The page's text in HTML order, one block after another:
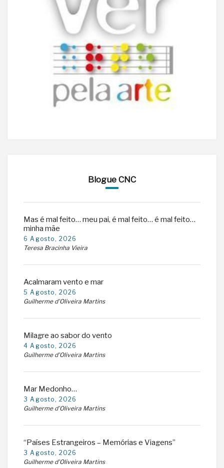
Blogue CNC
Mas é mal feito… meu pai, é mal feito… é mal feito…
minha mãe
6 Agosto, 2026
Teresa Bracinha Vieira
Acalmaram vento e mar
5 Agosto, 2026
Guilherme d'Oliveira Martins
Milagre ao sabor do vento
4 Agosto, 2026
Guilherme d'Oliveira Martins
Mar Medonho…
3 Agosto, 2026
Guilherme d'Oliveira Martins
“Países Estrangeiros – Memórias e Viagens”
3 Agosto, 2026
Guilherme d'Oliveira Martins